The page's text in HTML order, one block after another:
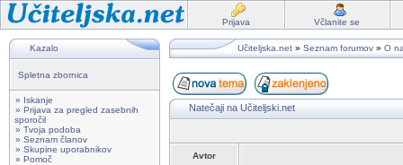
Prijava Včlanite se
Kazalo
Spletna zbornica
» Iskanje
» Prijava za pregled zasebnih
sporočil
» Tvoja podoba
» Seznam članov
» Skupine uporabnikov
» Pomoč
Učiteljska.net » Seznam forumov » O
Natečaji na Učiteljski.net
Avtor